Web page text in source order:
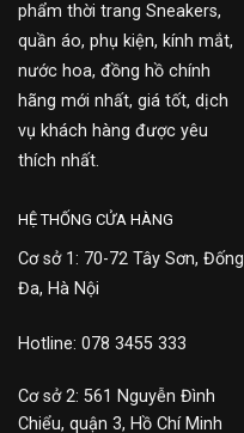
phẩm thời trang Sneakers,
quần áo, phụ kiện, kính mắt,
nước hoa, đồng hồ chính
hãng mới nhất, giá tốt, dịch
vụ khách hàng được yêu
thích nhất.
HỆ THỐNG CỬA HÀNG
Cơ sở 1: 70-72 Tây Sơn, Đống
Đa, Hà Nội
Hotline: 078 3455 333
Cơ sở 2: 561 Nguyễn Đình
Chiểu, quận 3, Hồ Chí Minh